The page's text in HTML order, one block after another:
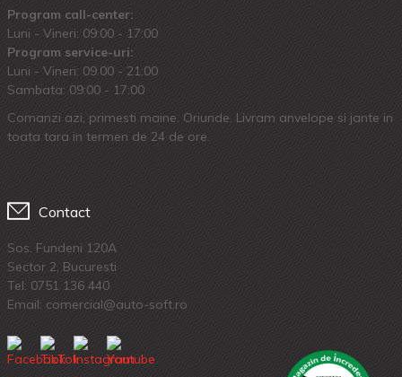
Program call-center:
Luni - Vineri: 09:00 - 17:00
Program service-uri:
Luni - Vineri: 09.00 - 21:00
Sambata: 09:00 - 17:00
Comanzi azi, primesti maine. Oriunde. Livram anvelope si jante in
toata tara in termen de 24 de ore.
Contact
Sos. Fundeni 120A
Sector 2, Bucuresti
Tel: 0751 136 440
Email: comercial@auto-soft.ro